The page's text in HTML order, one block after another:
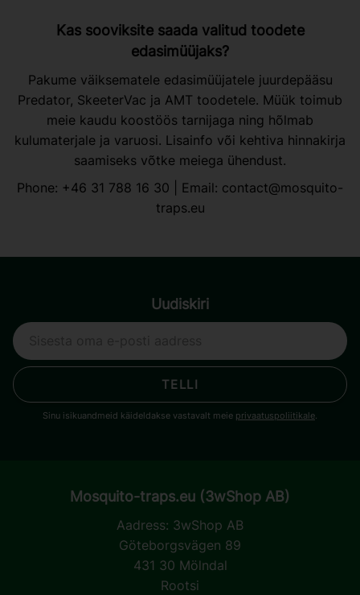
Kas sooviksite saada valitud toodete
edasimüüjaks?
Pakume väiksematele edasimüüjatele juurdepääsu
Predator, SkeeterVac ja AMT toodetele. Müük toimub
meie kaudu koostöös tarnijaga ning hõlmab
kulumaterjale ja varuosi. Lisainfo või kehtiva hinnakirja
saamiseks võtke meiega ühendust.
Phone: +46 31 788 16 30 | Email: contact@mosquito-
traps.eu
Uudiskiri
TELLI
Sinu isikuandmeid käideldakse vastavalt meie privaatuspoliitikale.
Mosquito-traps.eu (3wShop AB)
Aadress: 3wShop AB
Göteborgsvägen 89
431 30 Mölndal
Rootsi